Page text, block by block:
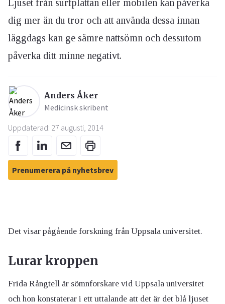
Ljuset från surfplattan eller mobilen kan påverka
dig mer än du tror och att använda dessa innan
läggdags kan ge sämre nattsömn och dessutom
påverka ditt minne negativt.
Anders Åker
Medicinsk skribent
Uppdaterad: 27 augusti, 2014
Prenumerera på nyhetsbrev
Det visar pågående forskning från Uppsala universitet.
Lurar kroppen
Frida Rångtell är sömnforskare vid Uppsala universitet
och hon konstaterar i ett uttalande att det är det blå ljuset